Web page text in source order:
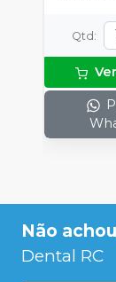
Qtd :
Não
Dental RC